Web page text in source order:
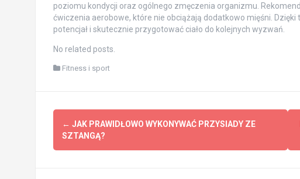
poziomu kondycji oraz ogólnego zmęczenia organizmu.
ćwiczenia aerobowe, które nie obciążają dodatkowo mięśni.
potencjał i skutecznie przygotować ciało do kolejnych wyzwań.
No related posts.
Fitness i sport
Post
navigation
← JAK PRAWIDŁOWO WYKONYWAĆ PRZYSIADY ZE
SZTANGĄ?